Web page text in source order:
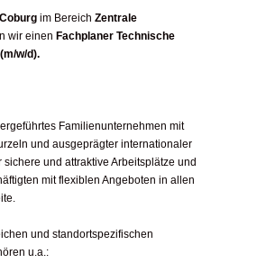
Coburg im Bereich Zentrale
wir einen Fachplaner Technische
w/d).
Familienunternehmen mit
und ausgeprägter internationaler
und attraktive Arbeitsplätze und
mit flexiblen Angeboten in allen
und standortspezifischen
u.a.: